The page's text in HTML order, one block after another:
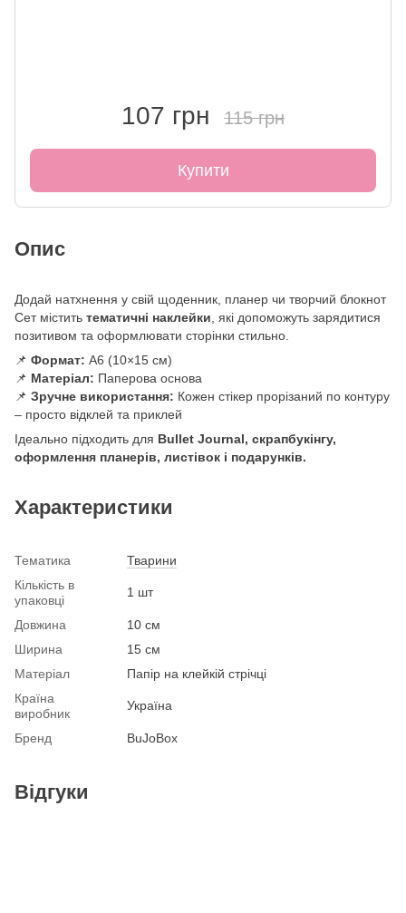
107 грн 115 грн
Купити
Опис
Додай натхнення у свій щоденник, планер чи творчий блокнот
Сет містить тематичні наклейки , які допоможуть зарядитися
позитивом та оформлювати сторінки стильно.
📌 Формат: А6 (10×15 см)
📌 Матеріал: Паперова основа
📌 Зручне використання: Кожен стікер прорізаний по контуру
– просто відклей та приклей
Ідеально підходить для Bullet Journal, скрапбукінгу,
оформлення планерів, листівок і подарунків.
Характеристики
Тематика
Тварини
Кількість в
упаковці
1 шт
Довжина
10 см
Ширина
15 см
Матеріал
Папір на клейкій стрічці
Країна
виробник
Україна
Бренд BuJoBox
Відгуки